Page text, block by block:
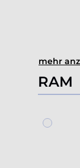
mehr
RAM